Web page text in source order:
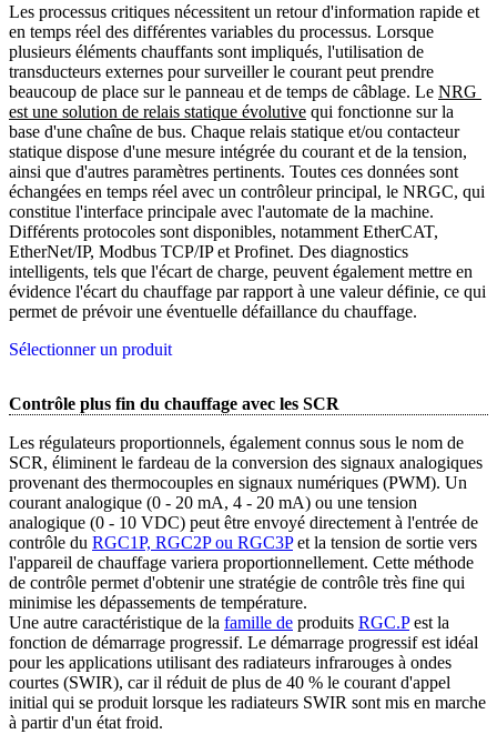
Les processus critiques nécessitent un retour d'information rapide et
en temps réel des différentes variables du processus. Lorsque
plusieurs éléments chauffants sont impliqués, l'utilisation de
transducteurs externes pour surveiller le courant peut prendre
beaucoup de place sur le panneau et de temps de câblage. Le NRG
est une solution de relais statique évolutive qui fonctionne sur la
base d'une chaîne de bus. Chaque relais statique et/ou contacteur
statique dispose d'une mesure intégrée du courant et de la tension,
ainsi que d'autres paramètres pertinents. Toutes ces données sont
échangées en temps réel avec un contrôleur principal, le NRGC, qui
constitue l'interface principale avec l'automate de la machine.
Différents protocoles sont disponibles, notamment EtherCAT,
EtherNet/IP, Modbus TCP/IP et Profinet. Des diagnostics
intelligents, tels que l'écart de charge, peuvent également mettre en
évidence l'écart du chauffage par rapport à une valeur définie, ce qui
permet de prévoir une éventuelle défaillance du chauffage.
Sélectionner un produit
Contrôle plus fin du chauffage avec les SCR
Les régulateurs proportionnels, également connus sous le nom de
SCR, éliminent le fardeau de la conversion des signaux analogiques
provenant des thermocouples en signaux numériques (PWM). Un
courant analogique (0 - 20 mA, 4 - 20 mA) ou une tension
analogique (0 - 10 VDC) peut être envoyé directement à l'entrée de
contrôle du RGC1P, RGC2P ou RGC3Pet la tension de sortie vers
l'appareil de chauffage variera proportionnellement. Cette méthode
de contrôle permet d'obtenir une stratégie de contrôle très fine qui
minimise les dépassements de température.
Une autre caractéristique de la famille de produits RGC.Pest la
fonction de démarrage progressif. Le démarrage progressif est idéal
pour les applications utilisant des radiateurs infrarouges à ondes
courtes (SWIR), car il réduit de plus de 40 % le courant d'appel
initial qui se produit lorsque les radiateurs SWIR sont mis en marche
à partir d'un état froid.